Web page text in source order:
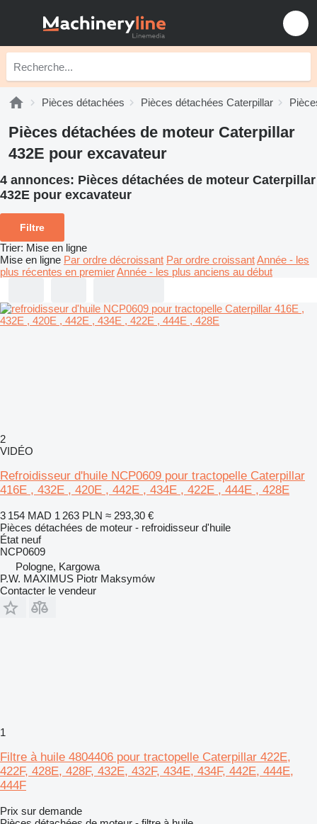
Pièces détachées Pièces détachées Caterpillar
Pièces détachées de moteur Caterpillar
432E pour excavateur
4 annonces: Pièces détachées de moteur Caterpillar
432E pour excavateur
Filtre
Trier: Mise en ligne
Mise en ligne Par ordre décroissant Par ordre croissantAnnée - les
plus récentes en premierAnnée - les plus anciens au début
2
VIDÉO
Refroidisseur d'huile NCP0609 pour tractopelle Caterpillar
416E , 432E , 420E , 442E , 434E , 422E , 444E , 428E
3 154 MAD 1 263 PLN ≈ 293,30 €
Pièces détachées de moteur - refroidisseur d'huile
État neuf
NCP0609
Pologne, Kargowa
P.W. MAXIMUS Piotr Maksymów
Contacter le vendeur
1
Filtre à huile 4804406 pour tractopelle Caterpillar 422E,
422F, 428E, 428F, 432E, 432F, 434E, 434F, 442E, 444E,
444F
Prix sur demande